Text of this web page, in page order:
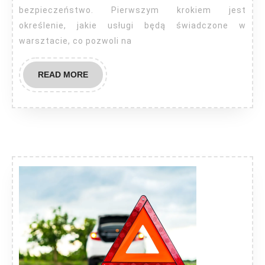
bezpieczeństwo. Pierwszym krokiem jest
określenie, jakie usługi będą świadczone w
warsztacie, co pozwoli na
READ MOREREAD
MORE